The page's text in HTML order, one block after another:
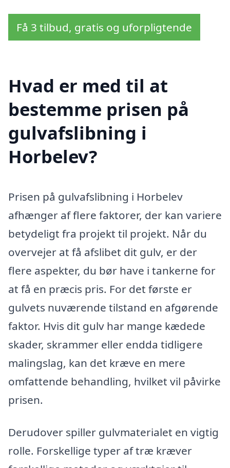
Få 3 tilbud, gratis og uforpligtende
Hvad er med til at
bestemme prisen på
gulvafslibning i
Horbelev?
Prisen på gulvafslibning i Horbelev
afhænger af flere faktorer, der kan variere
betydeligt fra projekt til projekt. Når du
overvejer at få afslibet dit gulv, er der
flere aspekter, du bør have i tankerne for
at få en præcis pris. For det første er
gulvets nuværende tilstand en afgørende
faktor. Hvis dit gulv har mange kædede
skader, skrammer eller endda tidligere
malingslag, kan det kræve en mere
omfattende behandling, hvilket vil påvirke
prisen.
Derudover spiller gulvmaterialet en vigtig
rolle. Forskellige typer af træ kræver